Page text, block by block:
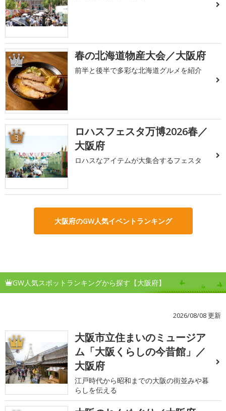
2 春の北海道物産大会／大阪府
前半と後半で多彩な北海道グルメを紹介
3
ロハスフェスタ万博2026春／
大阪府
ロハスなアイテムが大集合するフェスタ
大阪府のGW人気イベントランキング
GW人気スポットランキングから探す【大阪府】
2026/08/08 更新
1
大阪市立住まいのミュージア
ム「大阪くらしの今昔館」／
大阪府
江戸時代から昭和までの大阪の街並みや暮
らしを伝える